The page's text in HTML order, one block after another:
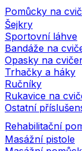
Pomůcky na
Šejkry
Sportovní láhve
Bandáže na
Opasky na
Trhačky a háky
Ručníky
Rukavice na
Ostatní
Rehabilitační
Masážní pistole